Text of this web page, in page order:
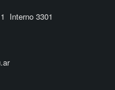
Interno 3301